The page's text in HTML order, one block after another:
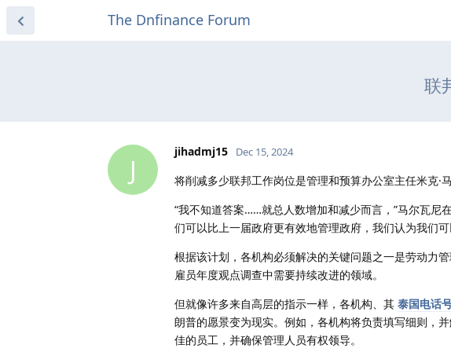
The Dnfinance Forum
联
J
jihadmj15 Dec 15, 2024
将削减多少联邦工作岗位是管理和预算办公室主任米克·
“我不知道答案……就总人数增加和减少而言，”马尔瓦尼
们可以比上一届政府更有效地管理政府，我们认为我们
根据该计划，各机构必须解决的关键问题之一是劳动力
雇员年度观点调查中需要持续改进的领域。
但就像许多来自高层的指示一样，各机构、其 泰国电话
朗普的愿景变为现实。例如，各机构将负责填写细则，
佳的员工，并确保管理人员有权领导。